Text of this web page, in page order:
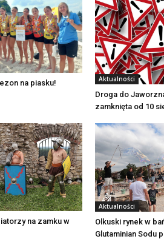
na piasku! Aktualności
Droga do
zamknięta od 10
na zamku w
Aktualności
Olkuski rynek w
Glutaminian Sodu